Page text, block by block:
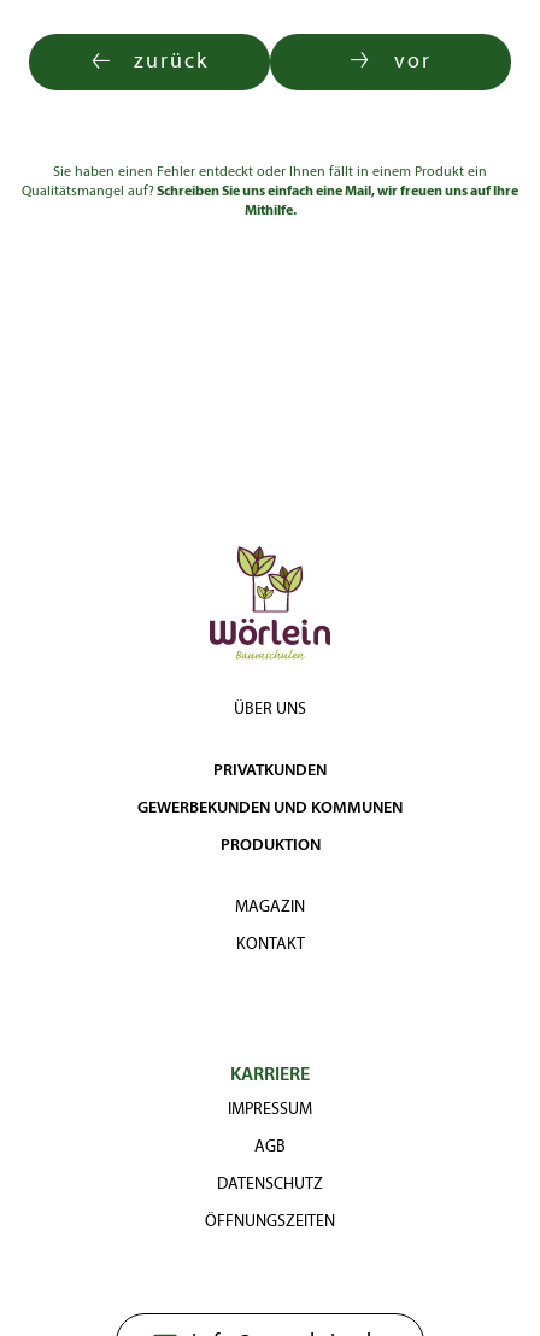
zurück vor
Sie haben einen Fehler entdeckt oder Ihnen fällt in einem Produkt ein
Qualitätsmangel auf?Schreiben Sie uns einfach eine Mail, wir freuen uns auf Ihre
Mithilfe.
ÜBER UNS
PRIVATKUNDEN
GEWERBEKUNDEN UND KOMMUNEN
PRODUKTION
MAGAZIN
KONTAKT
KARRIERE
IMPRESSUM
AGB
DATENSCHUTZ
ÖFFNUNGSZEITEN